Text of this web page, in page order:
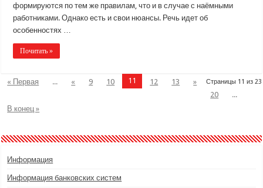
формируются по тем же правилам, что и в случае с наёмными
работниками. Однако есть и свои нюансы. Речь идет об
особенностях …
Почитать »
Страницы 11 из 23
« Первая ... « 9 10 11 12 13
»
20
...
В конец »
Информация
Информация банковских систем